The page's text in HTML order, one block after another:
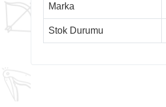
Marka
Stok Durumu